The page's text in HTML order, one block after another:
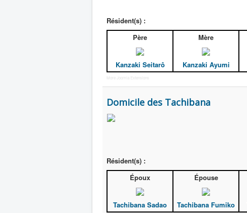
Résident(s) :
Père
Kanzaki Seitarô
Mère
Kanzaki Ayumi
More Joomla Extensions
Domicile des Tachibana
Résident(s) :
Époux
Tachibana Sadao
Épouse
Tachibana Fumiko